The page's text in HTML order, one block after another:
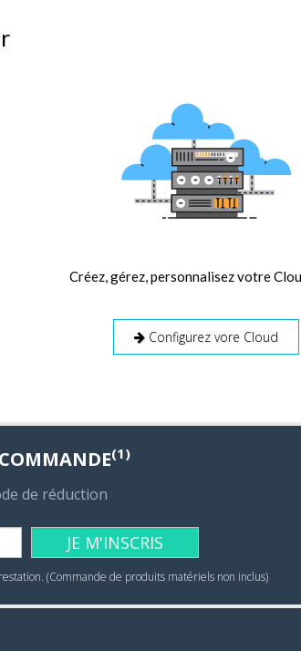
Créez, gérez, personnalisez votre
Configurez vore Cloud
(1)
de réduction
JE M'INSCRIS
(Commande de produits matériels non inclus)